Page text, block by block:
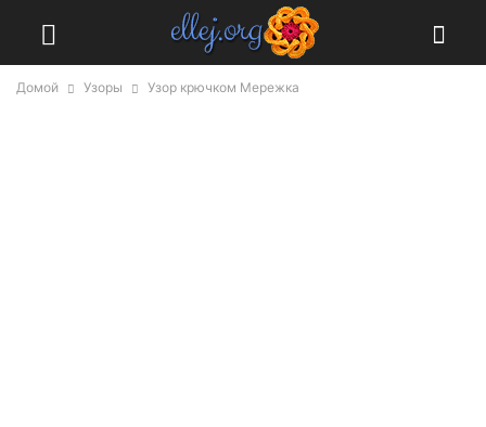
Домой Узоры Узор крючком Мережка